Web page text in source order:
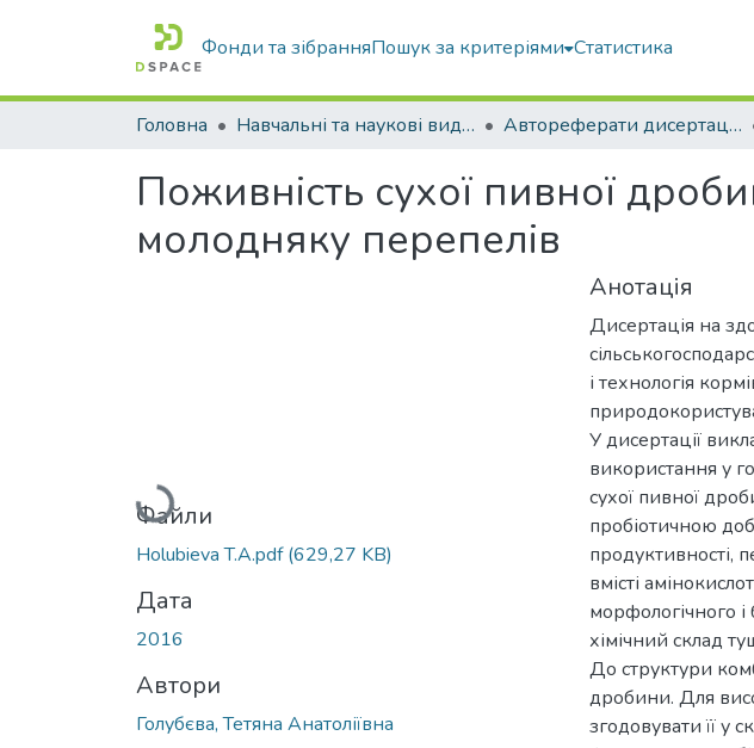
Фонди та зібранняПошук за критеріями Статистика
Головна Навчальні та наукові видання Автореферати дисертацій та дисертації
Поживність сухої пивної
молодняку перепелів
Вантажиться...
Файли
Holubieva T.A.pdf(629,27 KB)
Дата
2016
Автори
Голубєва, Тетяна Анатоліївна
Анотація
Дисертація на
і технологія
У дисертації
використання у
сухої пивної
пробіотичною
продуктивності,
вмісті
морфологічного і
хімічний склад
До структури
дробини. Для
згодовувати її у